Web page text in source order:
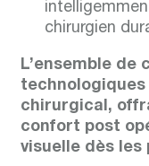
chirurgien
L’ensemble de
technologiques
chirurgical,
confort post
visuelle dès les